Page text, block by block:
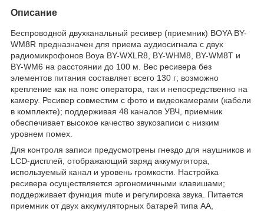
Описание
Беспроводной двухканальный ресивер (приемник) BOYA BY-
WM8R предназначен для приема аудиосигнала с двух
радиомикрофонов Boya BY-WXLR8, BY-WHM8, BY-WM8T и
BY-WM6 на расстоянии до 100 м. Вес ресивера без
элементов питания составляет всего 130 г; возможно
крепление как на пояс оператора, так и непосредственно на
камеру. Ресивер совместим с фото и видеокамерами (кабели
в комплекте); поддерживая 48 каналов УВЧ, приемник
обеспечивает высокое качество звукозаписи с низким
уровнем помех.
Для контроля записи предусмотрены гнездо для наушников и
LCD-дисплей, отображающий заряд аккумулятора,
используемый канал и уровень громкости. Настройка
ресивера осуществляется эргономичными клавишами;
поддерживает функция mute и регулировка звука. Питается
приемник от двух аккумуляторных батарей типа АА,